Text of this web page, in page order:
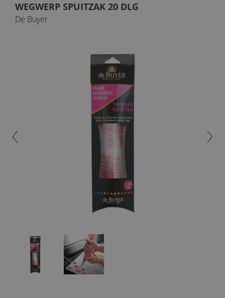
WEGWERP SPUITZAK 20 DLG
De Buyer